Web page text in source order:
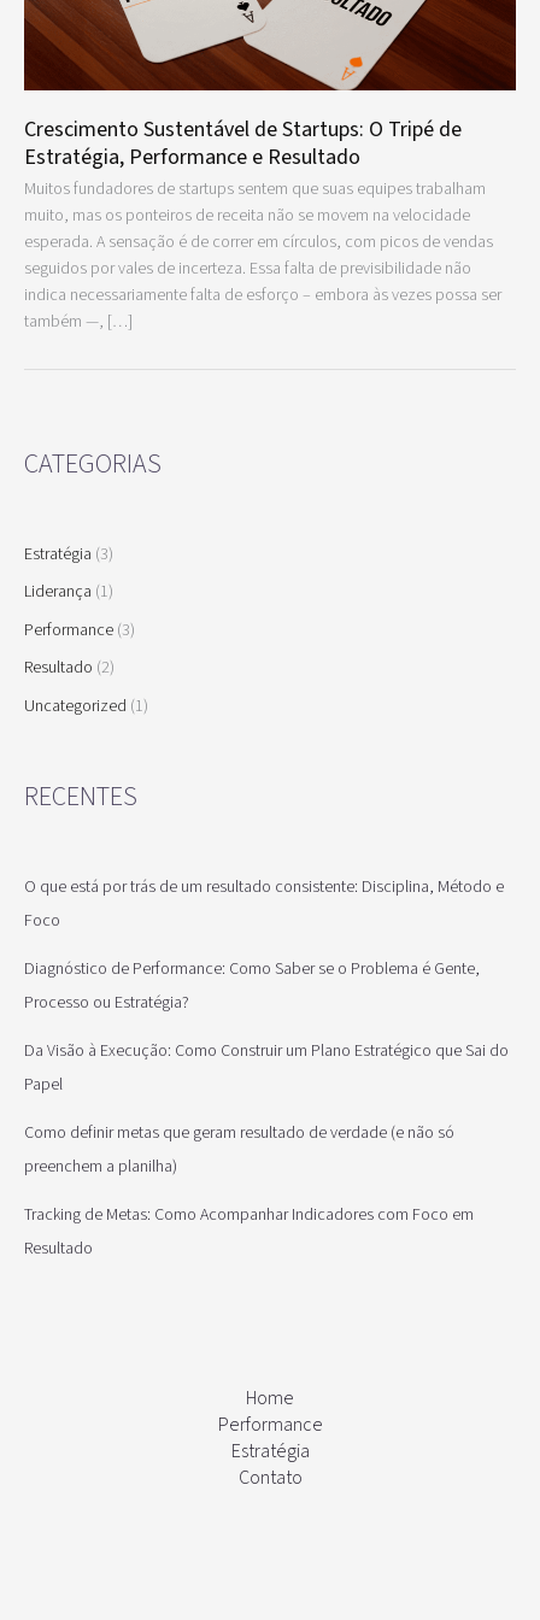
Crescimento Sustentável de Startups: O Tripé de
Estratégia, Performance e Resultado
Muitos fundadores de startups sentem que suas equipes trabalham
muito, mas os ponteiros de receita não se movem na velocidade
esperada. A sensação é de correr em círculos, com picos de vendas
seguidos por vales de incerteza. Essa falta de previsibilidade não
indica necessariamente falta de esforço – embora às vezes possa ser
também —, […]
CATEGORIAS
Estratégia (3)
Liderança (1)
Performance (3)
Resultado (2)
Uncategorized (1)
RECENTES
O que está por trás de um resultado consistente: Disciplina, Método e
Foco
Diagnóstico de Performance: Como Saber se o Problema é Gente,
Processo ou Estratégia?
Da Visão à Execução: Como Construir um Plano Estratégico que Sai do
Papel
Como definir metas que geram resultado de verdade (e não só
preenchem a planilha)
Tracking de Metas: Como Acompanhar Indicadores com Foco em
Resultado
Home
Performance
Estratégia
Contato